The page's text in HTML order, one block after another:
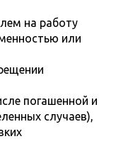
на работу
или
погашенной и
случаев),